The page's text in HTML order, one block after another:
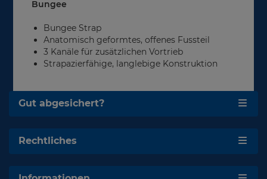
Bungee
Bungee Strap
Anatomisch geformtes, offenes Fussteil
3 Kanäle für zusätzlichen Vortrieb
Strapazierfähige, langlebige Konstruktion
Gut abgesichert?
Rechtliches